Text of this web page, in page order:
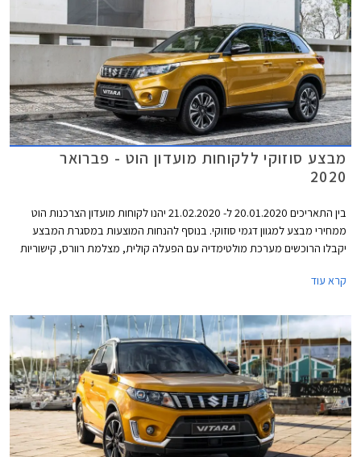
מבצע סוזוקי ללקוחות מועדון הוט - פברואר
2020
בין התאריכים 20.01.2020 ל- 21.02.2020 יהנו לקוחות מועדון הצרכנות הוט
ממחירי מבצע למגוון דגמי סוזוקי. בנוסף להנחות המוצעות במסגרת המבצע
יקבלו הרוכשים מערכת מולטימדיה עם הפעלה קולית, מצלמת רוורס, קישוריות
ב-22 אולמות התצוגה של סוזוקי ברחבי הארץ.
קרא עוד